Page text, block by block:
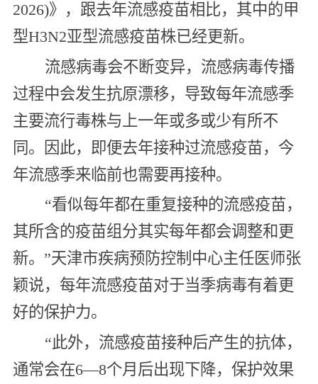
2026)》，跟去年流感疫苗相比，其中的甲
型H3N2亚型流感疫苗株已经更新。
流感病毒会不断变异，流感病毒传播
过程中会发生抗原漂移，导致每年流感季
主要流行毒株与上一年或多或少有所不
同。因此，即便去年接种过流感疫苗，今
年流感季来临前也需要再接种。
“看似每年都在重复接种的流感疫苗，
其所含的疫苗组分其实每年都会调整和更
新。”天津市疾病预防控制中心主任医师张
颖说，每年流感疫苗对于当季病毒有着更
好的保护力。
“此外，流感疫苗接种后产生的抗体，
通常会在6—8个月后出现下降，保护效果